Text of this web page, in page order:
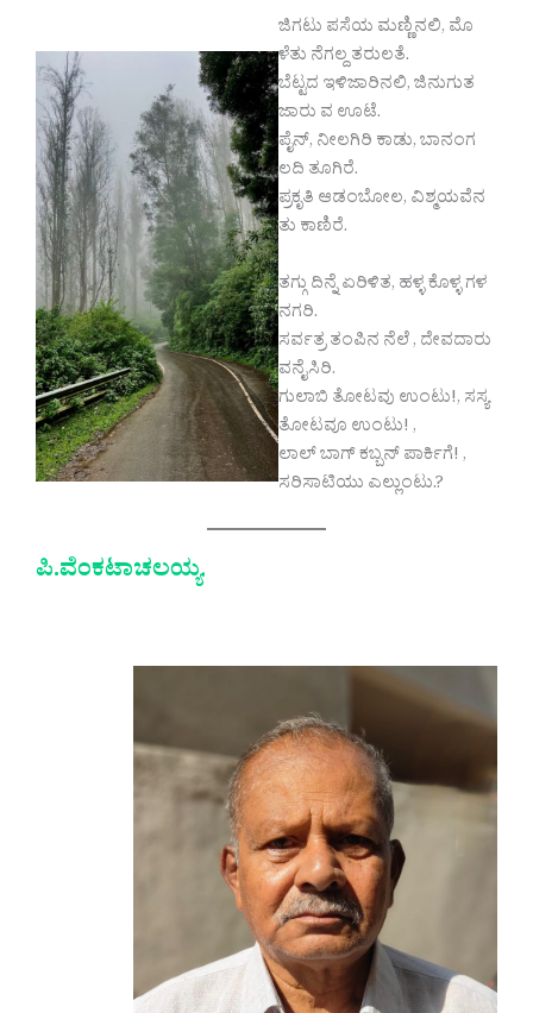
ಜಿಗಟು ಪಸೆಯ ಮಣ್ಣಿನಲಿ, ಮೊ
ಳೆತು ನೆಗಲ್ದ ತರುಲತೆ.
ಬೆಟ್ಟದ ಇಳಿಜಾರಿನಲಿ, ಜಿನುಗುತ
ಜಾರು ವ ಊಟೆ.
ಪೈನ್, ನೀಲಗಿರಿ ಕಾಡು, ಬಾನಂಗ
ಲದಿ ತೂಗಿರೆ.
ಪ್ರಕೃತಿ ಆಡಂಬೋಲ, ವಿಶ್ಮಯವೆನ
ತು ಕಾಣಿರೆ.
ತಗ್ಗು ದಿನ್ನೆ ಏರಿಳಿತ, ಹಳ್ಳ ಕೊಳ್ಳ ಗಳ
ನಗರಿ.
ಸರ್ವತ್ರ ತಂಪಿನ ನೆಲೆ , ದೇವದಾರು
ವನೈಸಿರಿ.
ಗುಲಾಬಿ ತೋಟವು ಉಂಟು!, ಸಸ್ಯ
ತೋಟವೂ ಉಂಟು! ,
ಲಾಲ್ ಬಾಗ್ ಕಬ್ಬನ್ ಪಾರ್ಕಿಗೆ! ,
ಸರಿಸಾಟಿಯು ಎಲ್ಲುಂಟು.?
ಪಿ.ವೆಂಕಟಾಚಲಯ್ಯ.